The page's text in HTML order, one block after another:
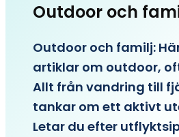
Outdoor och
Outdoor och familj:
artiklar om outdoor,
Allt från vandring till
tankar om ett aktivt
Letar du efter